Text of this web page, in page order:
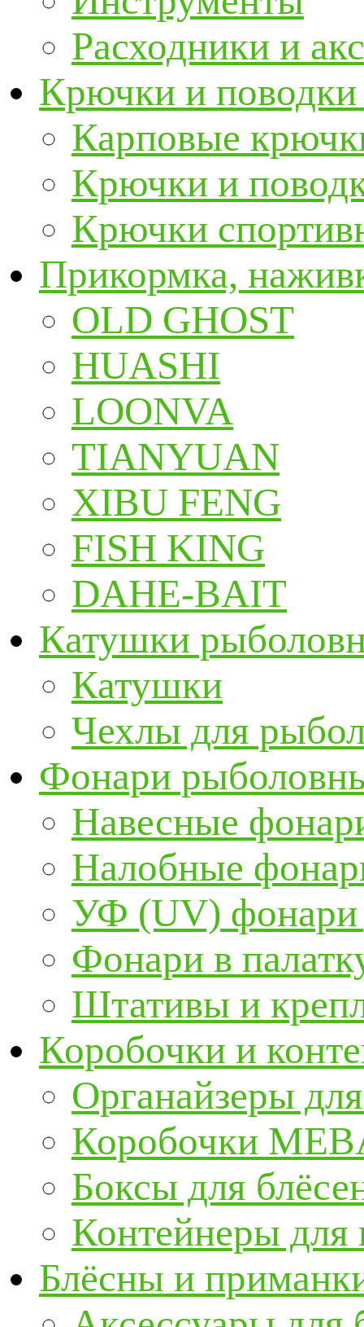
Расходники и
Крючки и
Карповые
Крючки и
Крючки
Прикормка,
OLD GHOST
HUASHI
LOONVA
TIANYUAN
XIBU FENG
FISH KING
DAHE-BAIT
Катушки
Катушки
Чехлы для
Фонари
Навесные
Налобные
УФ (UV) фонари
Фонари в
Штативы и
Коробочки и
Органайзеры
Коробочки
Боксы для
Контейнеры для
Блёсны и